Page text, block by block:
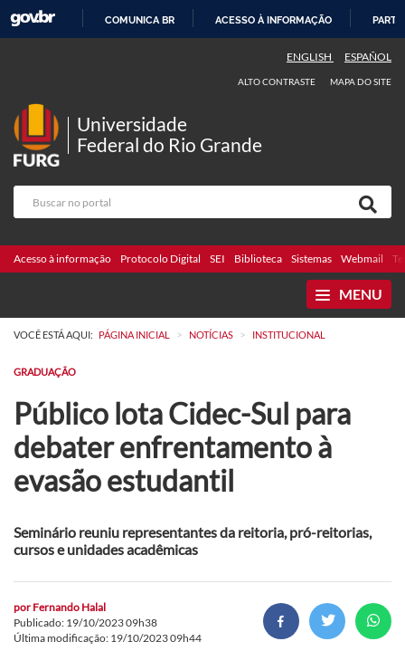
COMUNICA BR ACESSO À INFORMAÇÃO
ENGLISH ESPAÑOL
ALTO CONTRASTE MAPA DO SITE
Universidade
Federal do Rio Grande
Acesso à informação Protocolo Digital SEI Biblioteca Sistemas Webmail
MENU
VOCÊ ESTÁ AQUI: PÁGINA INICIAL > NOTÍCIAS > INSTITUCIONAL
GRADUAÇÃO
Público lota Cidec-Sul para
debater enfrentamento à
evasão estudantil
Seminário reuniu representantes da reitoria, pró-reitorias,
cursos e unidades acadêmicas
por Fernando Halal
Publicado: 19/10/2023 09h38
Última modificação: 19/10/2023 09h44